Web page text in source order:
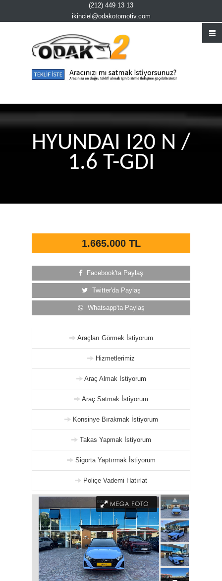
(212) 449 13 13
ikinciel@odakotomotiv.com
HYUNDAI I20 N /
1.6 T-GDI
1.665.000 TL
Facebook'ta Paylaş
Twitter'da Paylaş
Whatsapp'ta Paylaş
Araçları Görmek İstiyorum
Hizmetlerimiz
Araç Almak İstiyorum
Araç Satmak İstiyorum
Konsinye Bırakmak İstiyorum
Takas Yapmak İstiyorum
Sigorta Yaptırmak İstiyorum
Poliçe Vademi Hatırlat